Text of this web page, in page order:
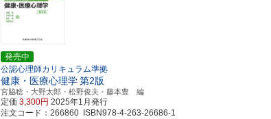
発売中
公認心理師カリキュラム準拠
健康・医療心理学 第2版
宮脇稔・大野太郎・松野俊夫・藤本豊 編
定価3,300円 2025年1月発行
注文コード：266860 ISBN978-4-263-26686-1